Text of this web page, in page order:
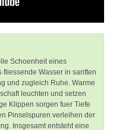
Schoenheit eines
Wasser in sanften
und zugleich Ruhe. Warme
leuchten und setzen
Klippen sorgen fuer Tiefe
Pinselspuren verleihen der
Insgesamt entsteht eine